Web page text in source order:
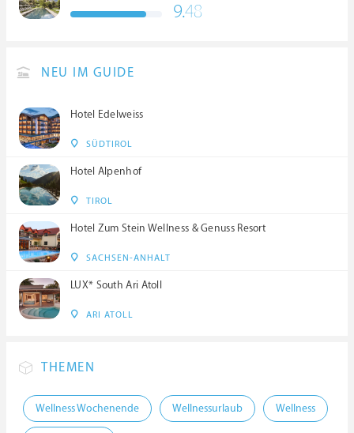
9.48
NEU IM GUIDE
Hotel Edelweiss
SÜDTIROL
Hotel Alpenhof
TIROL
Hotel Zum Stein Wellness & Genuss Resort
SACHSEN-ANHALT
LUX* South Ari Atoll
ARI ATOLL
THEMEN
Wellness Wochenende Wellnessurlaub Wellness